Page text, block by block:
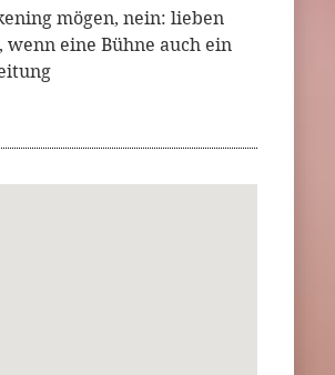
mögen, nein: lieben
eine Bühne auch ein